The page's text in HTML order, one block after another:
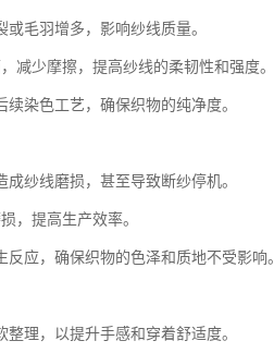
毛羽增多，影响纱线质量。
减少摩擦，提高纱线的柔韧性和强度。
染色工艺，确保织物的纯净度。
纱线磨损，甚至导致断纱停机。
，提高生产效率。
应，确保织物的色泽和质地不受影响。
理，以提升手感和穿着舒适度。